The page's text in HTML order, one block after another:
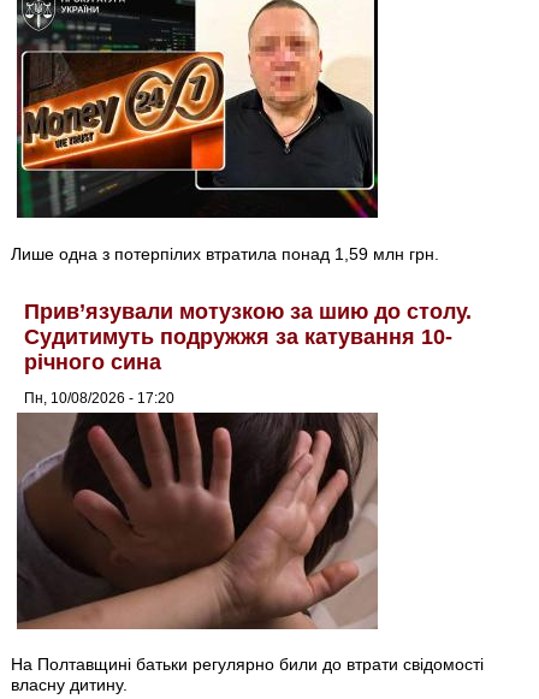
Лише одна з потерпілих втратила понад 1,59 млн грн.
Прив’язували мотузкою за шию до столу.
Судитимуть подружжя за катування 10-
річного сина
Пн, 10/08/2026 - 17:20
На Полтавщині батьки регулярно били до втрати свідомості
власну дитину.